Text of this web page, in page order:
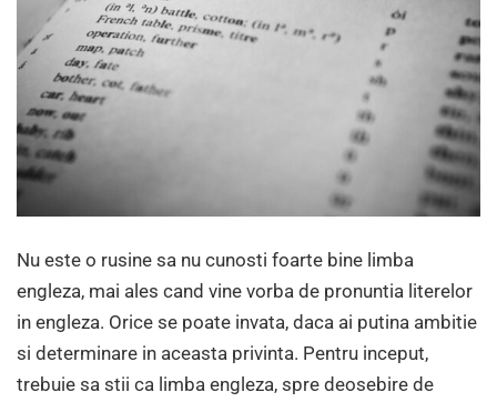
Nu este o rusine sa nu cunosti foarte bine limba
engleza, mai ales cand vine vorba de pronuntia literelor
in engleza. Orice se poate invata, daca ai putina ambitie
si determinare in aceasta privinta. Pentru inceput,
trebuie sa stii ca limba engleza, spre deosebire de